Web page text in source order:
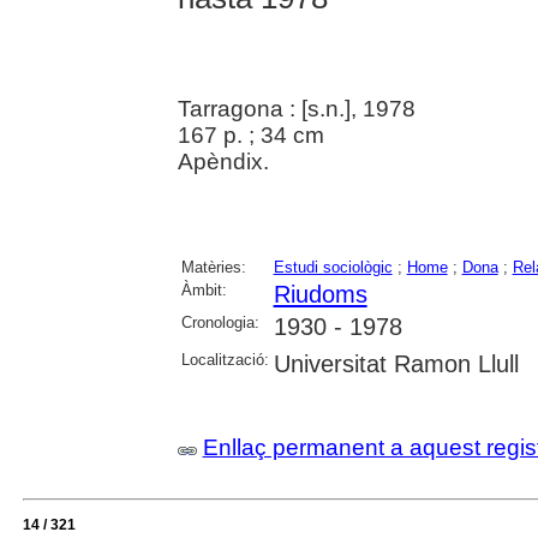
Tarragona : [s.n.], 1978
167 p. ; 34 cm
Apèndix.
Matèries: Estudi sociològic ; Home; Dona;
Àmbit:
Riudoms
Cronologia: 1930 - 1978
Localització: Universitat Ramon Llull
Enllaç permanent a aquest
14 / 321